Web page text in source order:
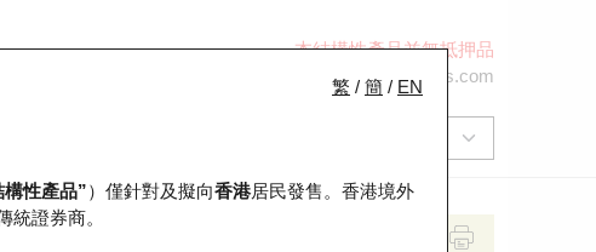
本結構性產品並無抵押品
ol-hkwarrants@ubs.com
繁 / 簡 / EN
構性產品”）僅針對及擬向香港居民發售。香港境外
證券商。